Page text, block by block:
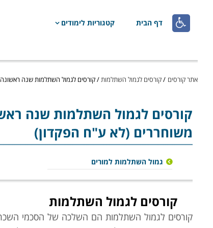
 דף הבית קטגוריות לימודים
אתר קורסים /קורסים לגמול השתלמות/קורסים לגמול השתלמות שנה
קורסים לגמול השתלמותשנה
משוחררים (לא ע"ח הפקדון)
גמול השתלמות למורים
קורסים לגמול השתלמות
קורסים לגמול השתלמות הם השלכה של הסכמי